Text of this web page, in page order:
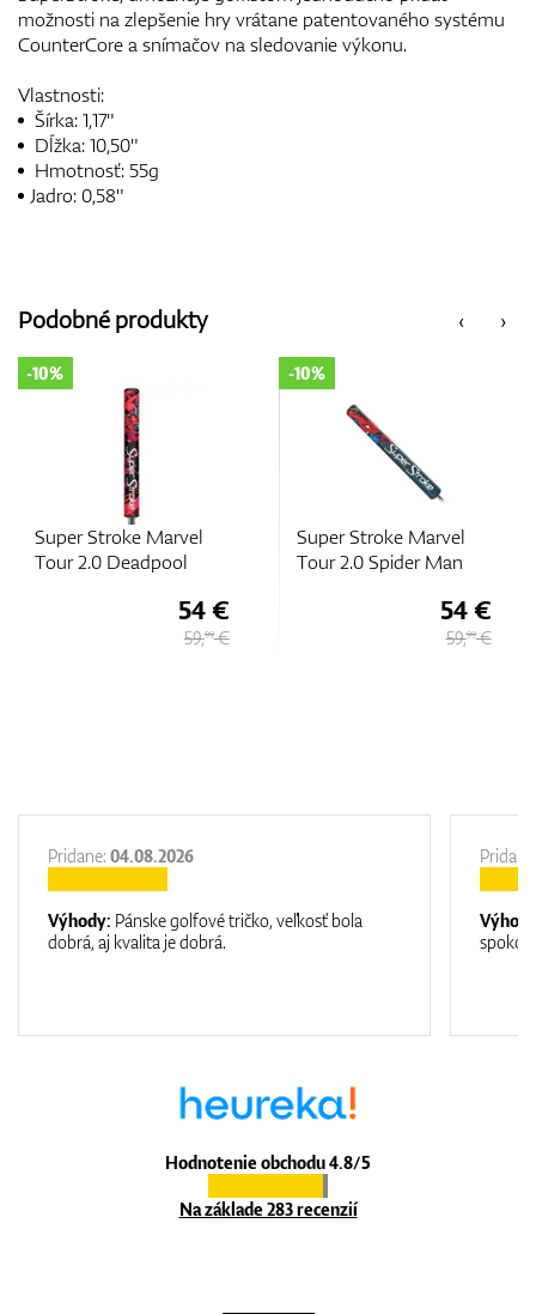
možnosti na zlepšenie hry vrátane patentovaného systému
CounterCore a snímačov na sledovanie výkonu.
Vlastnosti:
Šírka: 1,17"
Dĺžka: 10,50"
Hmotnosť: 55g
Jadro: 0,58"
‹
Podobné produkty ›
Super Stroke Marvel
Tour 2.0 Spider Man
Super Stroke
Pistol 1.0
Hodnotenie obchodu 4.8/5
Na základe 283 recenzií
Pridane: 04.08.2026
Výhody: Pánske golfové tričko, veľkosť bola
dobrá, aj kvalita je dobrá.